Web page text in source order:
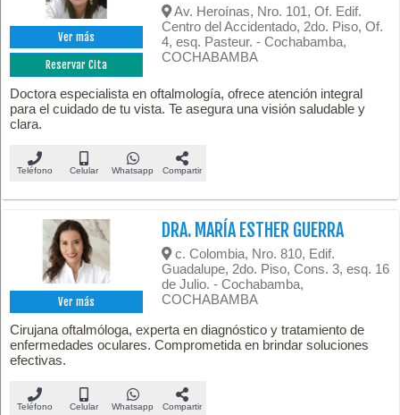
Ver más
Reservar Cita
Av. Heroínas, Nro. 101, Of. Edif.
Centro del Accidentado, 2do. Piso, Of.
4, esq. Pasteur. - Cochabamba,
COCHABAMBA
Doctora especialista en oftalmología, ofrece atención integral
para el cuidado de tu vista. Te asegura una visión saludable y
clara.
Teléfono Celular Whatsapp Compartir
Ver más
DRA. MARÍA ESTHER GUERRA
c. Colombia, Nro. 810, Edif.
Guadalupe, 2do. Piso, Cons. 3, esq. 16
de Julio. - Cochabamba,
COCHABAMBA
Cirujana oftalmóloga, experta en diagnóstico y tratamiento de
enfermedades oculares. Comprometida en brindar soluciones
efectivas.
Teléfono Celular Whatsapp Compartir